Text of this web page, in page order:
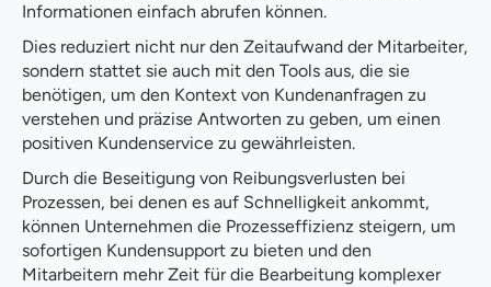
Informationen einfach abrufen können.
Dies reduziert nicht nur den Zeitaufwand der Mitarbeiter,
sondern stattet sie auch mit den Tools aus, die sie
benötigen, um den Kontext von Kundenanfragen zu
verstehen und präzise Antworten zu geben, um einen
positiven Kundenservice zu gewährleisten.
Durch die Beseitigung von Reibungsverlusten bei
Prozessen, bei denen es auf Schnelligkeit ankommt,
können Unternehmen die Prozesseffizienz steigern, um
sofortigen Kundensupport zu bieten und den
Mitarbeitern mehr Zeit für die Bearbeitung komplexer